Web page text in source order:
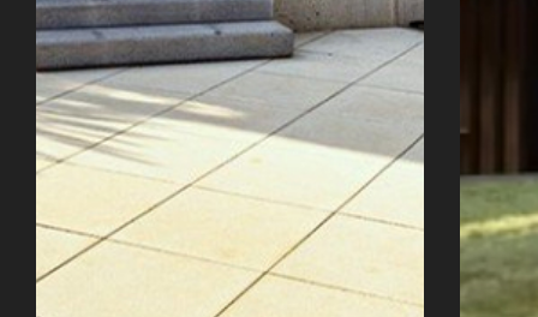
Úvod
Naše služby
Reference
Průvodce stavbou
O ateliéru